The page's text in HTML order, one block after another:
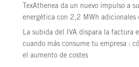
TexAthenea da un nuevo impulso a
energética con 2,2 MWh adicionales
La subida del IVA dispara la factura
cuando más consume tu empresa :
el aumento de costes